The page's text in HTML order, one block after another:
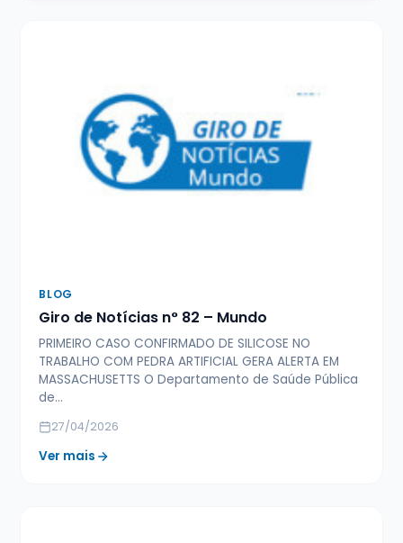
BLOG
Giro de Notícias n° 82 – Mundo
PRIMEIRO CASO CONFIRMADO DE SILICOSE NO
TRABALHO COM PEDRA ARTIFICIAL GERA ALERTA EM
MASSACHUSETTS O Departamento de Saúde Pública
de…
27/04/2026
Ver mais